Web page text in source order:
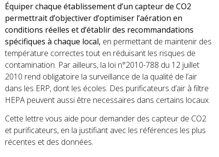
Équiper chaque établissement d’un capteur de CO2
permettrait d’objectiver d’optimiser l’aération en
conditions réelles et d’établir des recommandations
spécifiques à chaque local, en permettant de maintenir des
température correctes tout en réduisant les risques de
contamination. Par ailleurs, la loi n°2010-788 du 12 juillet
2010 rend obligatoire la surveillance de la qualité de l’air
dans les ERP, dont les écoles. Des purificateurs d’air à filtre
HEPA peuvent aussi être necessaires dans certains locaux.
Cette lettre vous aide pour demander des capteur de CO2
et purificateurs, en la justifiant avec les références les plus
récentes et des données.